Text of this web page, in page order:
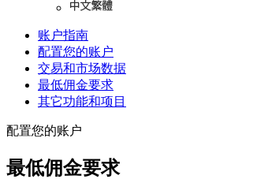
账户指南
配置您的账户
交易和市场数据
最低佣金要求
其它功能和项目
配置您的账户
最低佣金要求